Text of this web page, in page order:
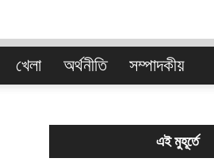
খেলা অর্থনীতি সম্পাদকীয়
এই মুহূর্তে